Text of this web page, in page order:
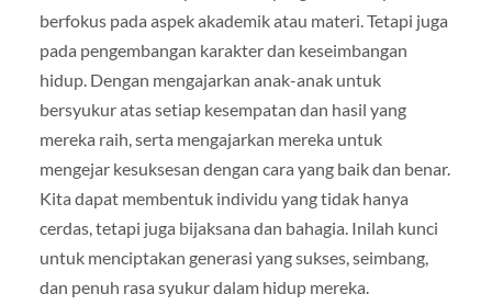
berfokus pada aspek akademik atau materi. Tetapi juga
pada pengembangan karakter dan keseimbangan
hidup. Dengan mengajarkan anak-anak untuk
bersyukur atas setiap kesempatan dan hasil yang
mereka raih, serta mengajarkan mereka untuk
mengejar kesuksesan dengan cara yang baik dan benar.
Kita dapat membentuk individu yang tidak hanya
cerdas, tetapi juga bijaksana dan bahagia. Inilah kunci
untuk menciptakan generasi yang sukses, seimbang,
dan penuh rasa syukur dalam hidup mereka.